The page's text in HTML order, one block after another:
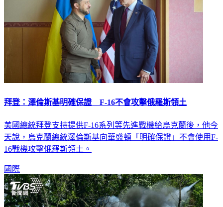
拜登：澤倫斯基明確保證 F-16不會攻擊俄羅斯領土
美國總統拜登支持提供F-16系列等先進戰機給烏克蘭後，他今
天說，烏克蘭總統澤倫斯基向華盛頓「明確保證」不會使用F-
16戰機攻擊俄羅斯領土。
國際